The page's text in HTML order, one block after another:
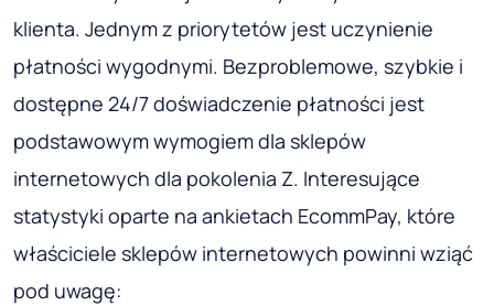
klienta. Jednym z priorytetów jest uczynienie
płatności wygodnymi. Bezproblemowe, szybkie i
dostępne 24/7 doświadczenie płatności jest
podstawowym wymogiem dla sklepów
internetowych dla pokolenia Z. Interesujące
statystyki oparte na ankietach EcommPay, które
właściciele sklepów internetowych powinni wziąć
pod uwagę: